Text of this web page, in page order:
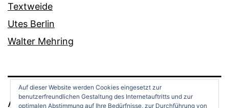
Textweide
Utes Berlin
Walter Mehring
ANDREAS OPPERMANN
Auf dieser Website werden Cookies eingesetzt zur
benutzerfreundlichen Gestaltung des Internetauftritts und zur
optimalen Abstimmung auf Ihre Bedürfnisse, zur Durchführung von